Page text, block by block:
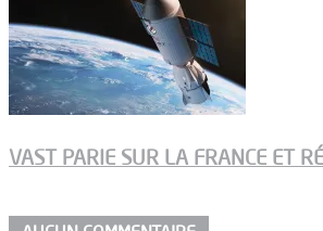
VAST PARIE SUR LA FRANCE ET